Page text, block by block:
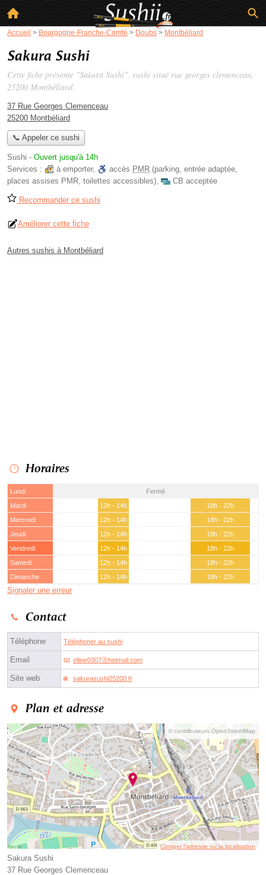
Accueil > Bourgogne-Franche-Comté > Doubs> Montbéliard
Sakura Sushi
Cette fiche présente "Sakura Sushi", sushi situé rue georges clemenceau,
25200 Montbéliard.
37 Rue Georges Clemenceau
25200 Montbéliard
📞 Appeler ce sushi
Sushi - Ouvert jusqu'à 14h
Services :
à emporter, accès PMR (parking, entrée adaptée,
places assises PMR, toilettes accessibles), CB acceptée
Recommander ce sushi
Améliorer cette fiche
Autres sushis à Montbéliard
Horaires
Lundi
Fermé
Mardi
12h - 14h
18h - 22h
Mercredi
12h - 14h
18h - 22h
Jeudi
12h - 14h
18h - 22h
Vendredi
12h - 14h
18h - 22h
Samedi
12h - 14h
18h - 22h
Dimanche
12h - 14h 18h - 22h
Signaler une erreur
Contact
Téléphone Téléphoner au sushi
Email elline0307ⓐhotmail.com
Site web sakurasushi25200.fr
Plan et adresse
© contributeurs OpenStreetMap
Corriger l’adresse ou la localisation
Sakura Sushi
37 Rue Georges Clemenceau